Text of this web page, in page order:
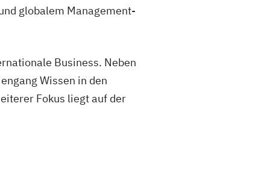
globalem Management-
Business. Neben
Wissen in den
Fokus liegt auf der